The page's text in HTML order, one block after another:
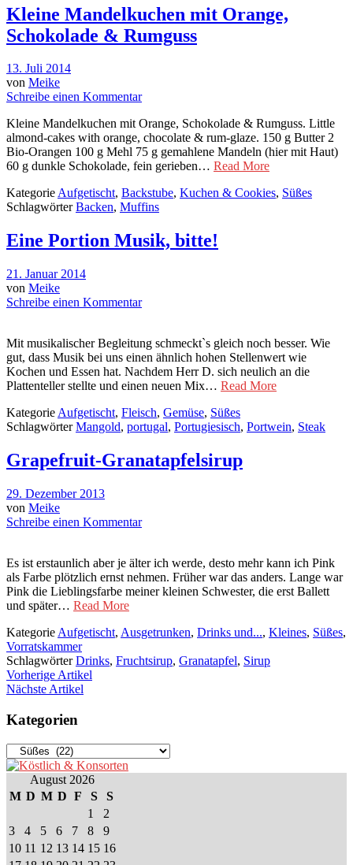
Kleine Mandelkuchen mit Orange,
Schokolade & Rumguss
13. Juli 2014
von Meike
Schreibe einen Kommentar
Kleine Mandelkuchen mit Orange, Schokolade & Rumguss. Little
almond-cakes with orange, chocolate & rum-glaze. 150 g Butter 2
Bio-Orangen 100 g Mehl 75 g gemahlene Mandeln (hier mit Haut)
60 g dunkle Schokolade, fein gerieben… Read More
KategorieAufgetischt, Backstube, Kuchen & Cookies, Süßes
SchlagwörterBacken, Muffins
Eine Portion Musik, bitte!
21. Januar 2014
von Meike
Schreibe einen Kommentar
Mit musikalischer Begleitung schmeckt`s gleich noch besser. Wie
gut, dass Musik bei uns einen ähnlich hohen Stellenwert wie
Kochen und Essen hat. Nachdem Herr D. sich neulich an die
Plattenteller stellte und einen neuen Mix… Read More
Kategorie Aufgetischt, Fleisch, Gemüse, Süßes
SchlagwörterMangold, portugal, Portugiesisch, Portwein, Steak
Grapefruit-Granatapfelsirup
29. Dezember 2013
von Meike
Schreibe einen Kommentar
Es ist erstaunlich aber je älter ich werde, desto mehr kann ich Pink
als Farbe plötzlich ernst nehmen. Früher war das anders. Lange war
Pink die Lieblingsfarbe meiner kleinen Schwester, die erst Ballett
und später… Read More
Kategorie Aufgetischt, Ausgetrunken, Drinks und..., Kleines, Süßes,
Vorratskammer
SchlagwörterDrinks, Fruchtsirup, Granatapfel, Sirup
Vorherige Artikel
Nächste Artikel
Kategorien
Kategorien
August 2026
M D M D F S
S
1
2
3
4 5 6 7 8
9
10 11 12 13 14 15 16